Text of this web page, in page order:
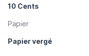
10 Cents
Papier
Papier vergé